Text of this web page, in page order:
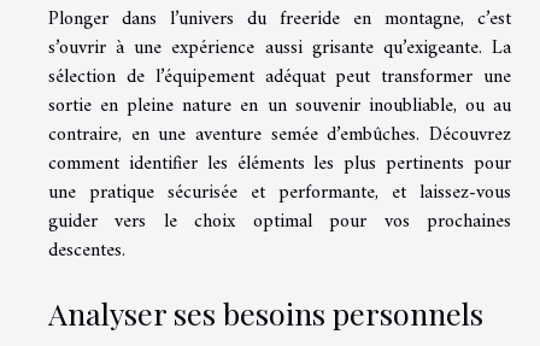
Plonger dans l’univers du freeride en montagne, c’est
s’ouvrir à une expérience aussi grisante qu’exigeante. La
sélection de l’équipement adéquat peut transformer une
sortie en pleine nature en un souvenir inoubliable, ou au
contraire, en une aventure semée d’embûches. Découvrez
comment identifier les éléments les plus pertinents pour
une pratique sécurisée et performante, et laissez-vous
guider vers le choix optimal pour vos prochaines
descentes.
Analyser ses besoins personnels